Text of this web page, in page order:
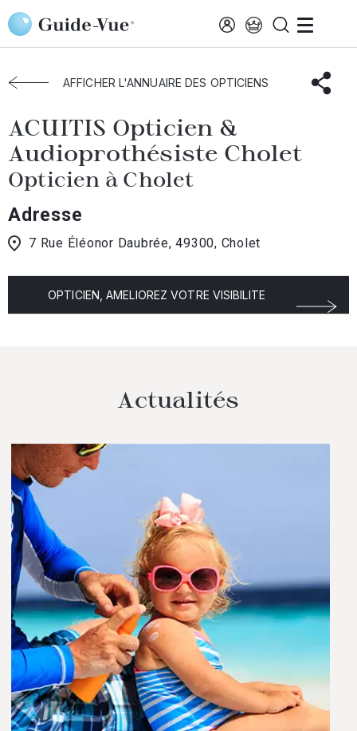
Aller au contenu principal
Accueil Choisir mon opticien
ACUITIS Opticien & Audioprothésiste Cholet
AFFICHER L'ANNUAIRE DES OPTICIENS
ACUITIS Opticien &
Audioprothésiste Cholet
Opticien à Cholet
Adresse
7 Rue Éléonor Daubrée, 49300, Cholet
OPTICIEN, AMELIOREZ VOTRE VISIBILITE
Actualités